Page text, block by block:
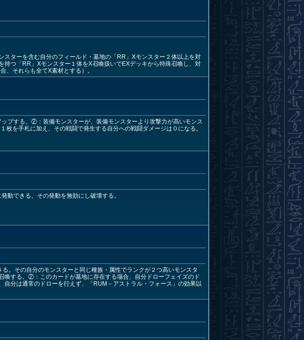
ターを含む自分のフィールド・墓地の「RR」Xモンスター２体以上を対
つ「RR」Xモンスター１体をX召喚扱いでEXデッキから特殊召喚し、対
、それらも全てX素材とする）。
プする。②：装備モンスターが、装備モンスターより攻撃力が高いモンス
を手札に加え、その戦闘で発生する自分への戦闘ダメージは０になる。
動できる。その発動を無効にし破壊する。
。その自分のモンスターと同じ種族・属性でランクが２つ高いモンスタ
喚する。②：このカードが墓地に存在する場合、自分ドローフェイズのド
分は通常のドローを行えず、「RUM－アストラル・フォース」の効果以